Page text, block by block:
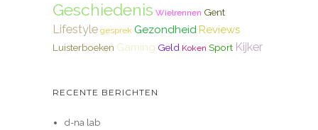
Geschiedenis Wielrennen Gent
Lifestyle gesprek Gezondheid Reviews
Luisterboeken Gaming Geld Koken Sport Kijker
RECENTE BERICHTEN
d-na lab